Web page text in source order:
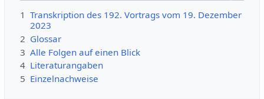
1 Transkription des 192. Vortrags vom 19. Dezember
2023
2 Glossar
3 Alle Folgen auf einen Blick
4 Literaturangaben
5 Einzelnachweise